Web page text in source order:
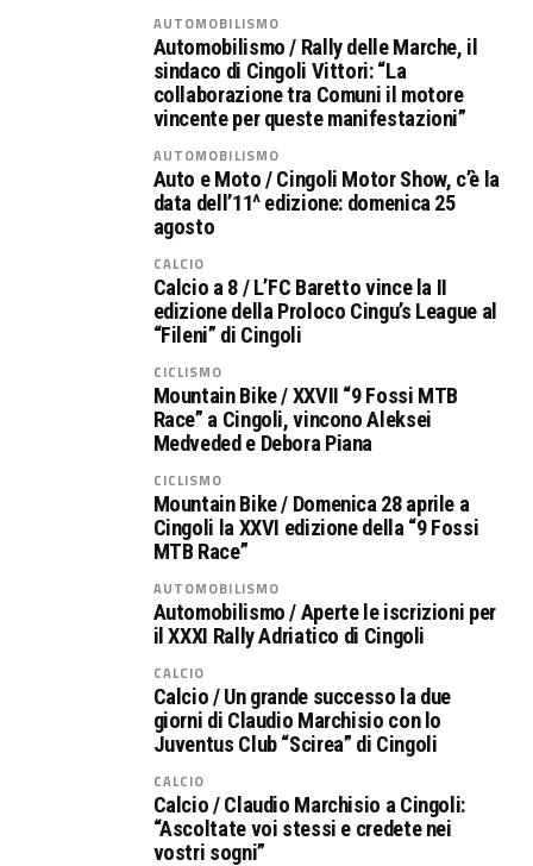
AUTOMOBILISMO
Automobilismo / Rally delle Marche, il
sindaco di Cingoli Vittori: “La
collaborazione tra Comuni il motore
vincente per queste manifestazioni”
AUTOMOBILISMO
Auto e Moto / Cingoli Motor Show, c’è la
data dell’11^ edizione: domenica 25
agosto
CALCIO
Calcio a 8 / L’FC Baretto vince la II
edizione della Proloco Cingu’s League al
“Fileni” di Cingoli
CICLISMO
Mountain Bike / XXVII “9 Fossi MTB
Race” a Cingoli, vincono Aleksei
Medveded e Debora Piana
CICLISMO
Mountain Bike / Domenica 28 aprile a
Cingoli la XXVI edizione della “9 Fossi
MTB Race”
AUTOMOBILISMO
Automobilismo / Aperte le iscrizioni per
il XXXI Rally Adriatico di Cingoli
CALCIO
Calcio / Un grande successo la due
giorni di Claudio Marchisio con lo
Juventus Club “Scirea” di Cingoli
CALCIO
Calcio / Claudio Marchisio a Cingoli:
“Ascoltate voi stessi e credete nei
vostri sogni”